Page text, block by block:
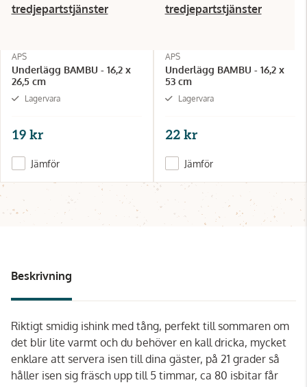
tredjepartstjänster
APS
Underlägg BAMBU - 16,2 x
26,5 cm
Lagervara
19 kr
Jämför
tredjepartstjänster
APS
Underlägg BAMBU - 16,2 x
53 cm
Lagervara
22 kr
Jämför
Beskrivning
Riktigt smidig ishink med tång, perfekt till sommaren om
det blir lite varmt och du behöver en kall dricka, mycket
enklare att servera isen till dina gäster, på 21 grader så
håller isen sig fräsch upp till 5 timmar, ca 80 isbitar får